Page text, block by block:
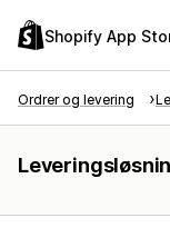
Shopify App
Ordrer og levering